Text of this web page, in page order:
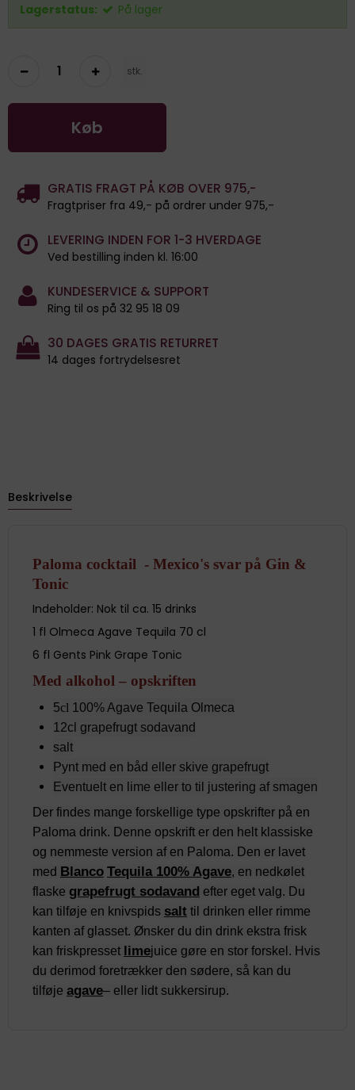
Lagerstatus: På lager
stk.
Køb
GRATIS FRAGT PÅ KØB OVER 975,-
Fragtpriser fra 49,- på ordrer under 975,-
LEVERING INDEN FOR 1-3 HVERDAGE
Ved bestilling inden kl. 16:00
KUNDESERVICE & SUPPORT
Ring til os på 32 95 18 09
30 DAGES GRATIS RETURRET
14 dages fortrydelsesret
Beskrivelse
Paloma cocktail - Mexico's svar på Gin &
Tonic
Indeholder: Nok til ca. 15 drinks
1 fl Olmeca Agave Tequila 70 cl
6 fl Gents Pink Grape Tonic
Med alkohol – opskriften
5cl 100% Agave Tequila Olmeca
12cl grapefrugt sodavand
salt
Pynt med en båd eller skive grapefrugt
Eventuelt en lime eller to til justering af smagen
Der findes mange forskellige type opskrifter på en
Paloma drink. Denne opskrift er den helt klassiske
og nemmeste version af en Paloma. Den er lavet
med Blanco Tequila 100% Agave, en nedkølet
flaske grapefrugt sodavand efter eget valg. Du
kan tilføje en knivspids salt til drinken eller rimme
kanten af glasset. Ønsker du din drink ekstra frisk
kan friskpresset limejuice gøre en stor forskel. Hvis
du derimod foretrækker den sødere, så kan du
tilføje agave– eller lidt sukkersirup.